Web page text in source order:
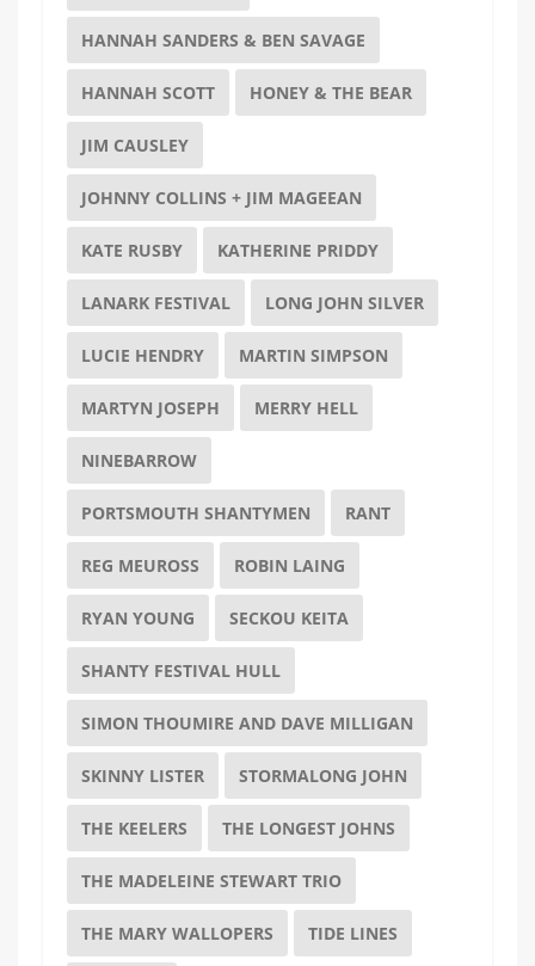
HANNAH SANDERS & BEN SAVAGE
HANNAH SCOTT HONEY & THE BEAR
JIM CAUSLEY
JOHNNY COLLINS + JIM MAGEEAN
KATE RUSBY KATHERINE PRIDDY
LANARK FESTIVAL LONG JOHN SILVER
LUCIE HENDRY MARTIN SIMPSON
MARTYN JOSEPH MERRY HELL
NINEBARROW
PORTSMOUTH SHANTYMEN RANT
REG MEUROSS ROBIN LAING
RYAN YOUNG SECKOU KEITA
SHANTY FESTIVAL HULL
SIMON THOUMIRE AND DAVE MILLIGAN
SKINNY LISTER STORMALONG JOHN
THE KEELERS THE LONGEST JOHNS
THE MADELEINE STEWART TRIO
THE MARY WALLOPERS TIDE LINES